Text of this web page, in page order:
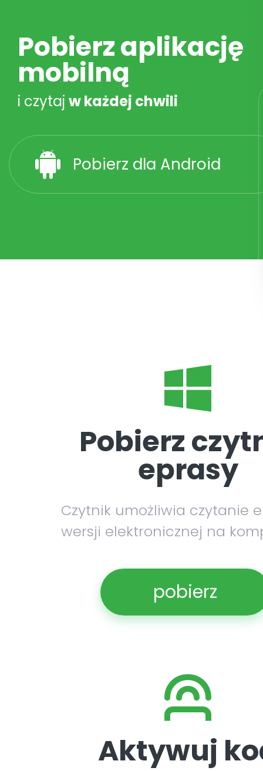
Pobierz aplikację
mobilną
i czytaj w każdej chwili
Pobierz dla Android
Pobierz
eprasy
Czytnik umożliwia czytanie
wersji elektronicznej na
pobierz
Aktywuj